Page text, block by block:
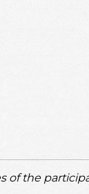
of the